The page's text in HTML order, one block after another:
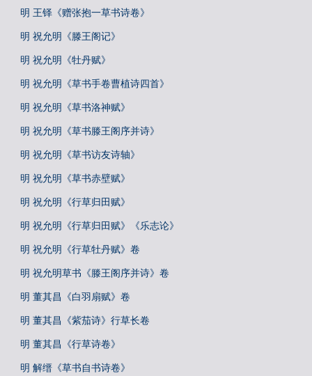
明 王铎《赠张抱一草书诗卷》
明 祝允明《滕王阁记》
明 祝允明《牡丹赋》
明 祝允明《草书手卷曹植诗四首》
明 祝允明《草书洛神赋》
明 祝允明《草书滕王阁序并诗》
明 祝允明《草书访友诗轴》
明 祝允明《草书赤壁赋》
明 祝允明《行草归田赋》
明 祝允明《行草归田赋》《乐志论》
明 祝允明《行草牡丹赋》卷
明 祝允明草书《滕王阁序并诗》卷
明 董其昌《白羽扇赋》卷
明 董其昌《紫茄诗》行草长卷
明 董其昌《行草诗卷》
明 解缙《草书自书诗卷》